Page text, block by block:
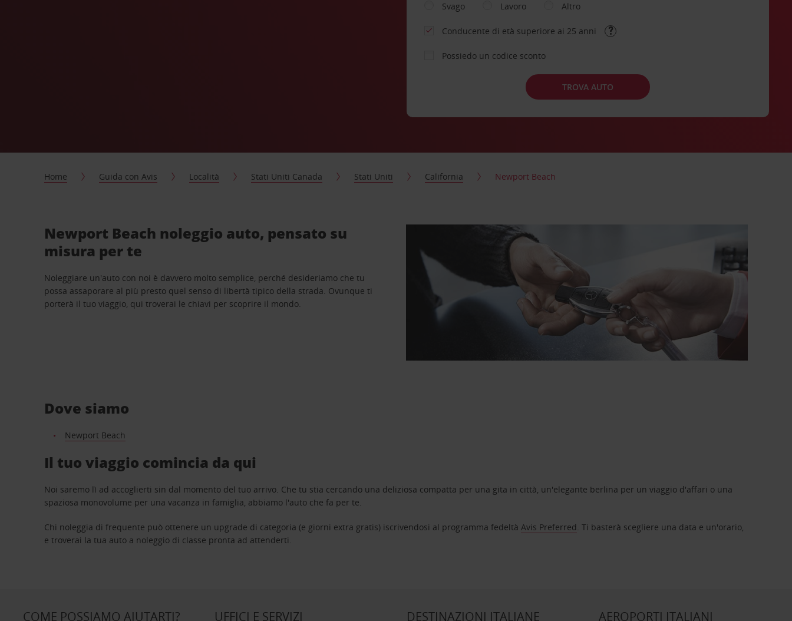
Svago
Lavoro Altro
Conducente di età superiore ai 25 anni
Possiedo un codice sconto
TROVA AUTO
Home Guida con Avis Località Stati Uniti Canada Stati Uniti California Newport Beach
Newport Beach noleggio auto, pensato su
misura per te
Noleggiare un'auto con noi è davvero molto semplice, perché desideriamo che tu
possa assaporare al più presto quel senso di libertà tipico della strada. Ovunque ti
porterà il tuo viaggio, qui troverai le chiavi per scoprire il mondo.
Dove siamo
Newport Beach
Il tuo viaggio comincia da qui
Noi saremo lì ad accoglierti sin dal momento del tuo arrivo. Che tu stia cercando una deliziosa compatta per una gita in città, un'elegante berlina per un viaggio d'affari o una
spaziosa monovolume per una vacanza in famiglia, abbiamo l'auto che fa per te.
Chi noleggia di frequente può ottenere un upgrade di categoria (e giorni extra gratis) iscrivendosi al programma fedeltàAvis Preferred. Ti basterà scegliere una data e un'orario,
e troverai la tua auto a noleggio di classe pronta ad attenderti.
COME POSSIAMO AIUTARTI? UFFICI E SERVIZI
DESTINAZIONI ITALIANE
AEROPORTI ITALIANI